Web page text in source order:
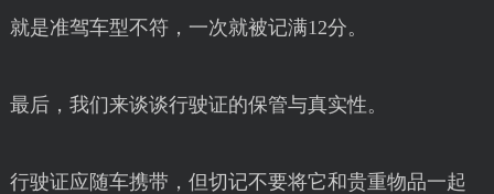
就是准驾车型不符，一次就被记满12分。
最后，我们来谈谈行驶证的保管与真实性。
行驶证应随车携带，但切记不要将它和贵重物品一起